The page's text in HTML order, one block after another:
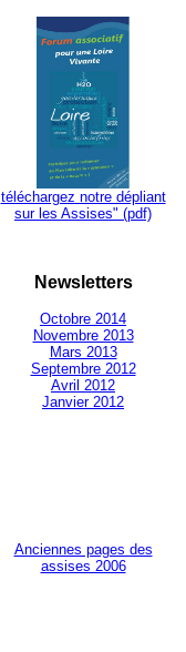
téléchargez notre dépliant
sur les Assises" (pdf)
Newsletters
Octobre 2014
Novembre 2013
Mars 2013
Septembre 2012
Avril 2012
Janvier 2012
Anciennes pages des
assises 2006